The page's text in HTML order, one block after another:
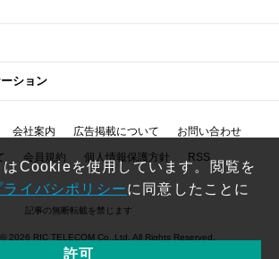
ション
会社案内 広告掲載について お問い合わせ
会員規約 個人情報保護方針 RSS
記事の無断転載を禁じます
RIC TELECOM Co.,Ltd. All Rights Reserved.
はCookieを使用しています。閲覧を
ライバシポリシーに同意したことに
許可